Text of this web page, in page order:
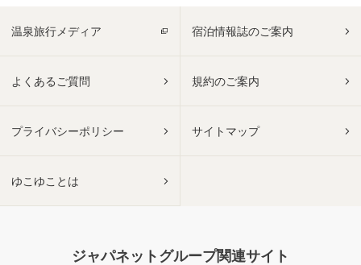
温泉旅行メディア 宿泊情報誌のご案内
よくあるご質問 規約のご案内
プライバシーポリシー サイトマップ
ゆこゆことは
ジャパネットグループ関連サイト